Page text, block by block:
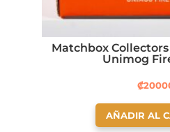
Matchbox
Unimog
₡
AÑADIR AL